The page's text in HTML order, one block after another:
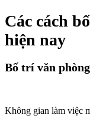
Các cách
hiện nay
Bố trí văn
Không gian làm việc